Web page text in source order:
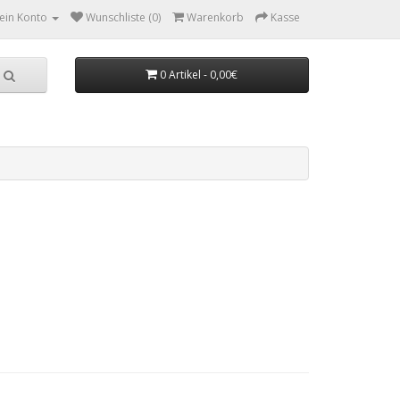
Konto Wunschliste (0) Warenkorb Kasse
0 Artikel - 0,00€